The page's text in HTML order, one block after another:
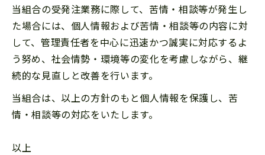
当組合の受発注業務に際して、苦情・相談等が発生し
た場合には、個人情報および苦情・相談等の内容に対
して、管理責任者を中心に迅速かつ誠実に対応するよ
う努め、社会情勢・環境等の変化を考慮しながら、継
続的な見直しと改善を行います。
当組合は、以上の方針のもと個人情報を保護し、苦
情・相談等の対応をいたします。
以上